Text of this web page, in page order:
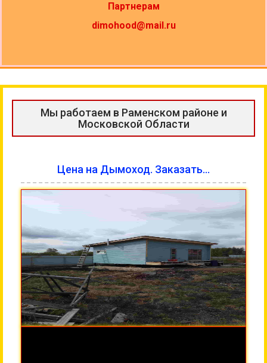
Партнерам
dimohood@mail.ru
Мы работаем в Раменском районе и
Московской Области
Цена на Дымоход. Заказать...